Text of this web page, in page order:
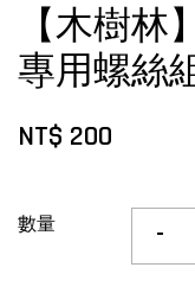
【木樹林
專用螺絲
NT$ 200
數量 -